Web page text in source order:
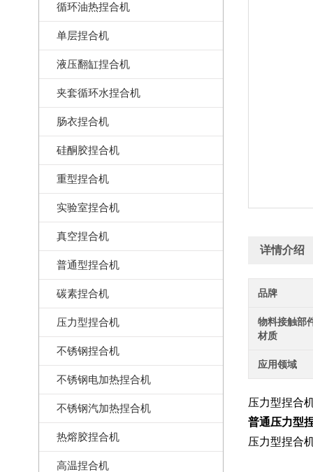
循环油热捏合机
单层捏合机
液压翻缸捏合机
夹套循环水捏合机
肠衣捏合机
硅酮胶捏合机
重型捏合机
实验室捏合机
真空捏合机
普通型捏合机
碳素捏合机
压力型捏合机
不锈钢捏合机
不锈钢电加热捏合机
不锈钢汽加热捏合机
热熔胶捏合机
高温捏合机
详情介绍
品牌
物料接触部
材质
应用领域
压力型捏合
普通压力型
压力型捏合